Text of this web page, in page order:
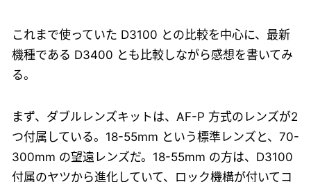
これまで使っていた D3100 との比較を中心に、最新
機種である D3400 とも比較しながら感想を書いてみ
る。
まず、ダブルレンズキットは、AF-P 方式のレンズが2
つ付属している。18-55mm という標準レンズと、70-
300mm の望遠レンズだ。18-55mm の方は、D3100
付属のヤツから進化していて、ロック機構が付いてコ